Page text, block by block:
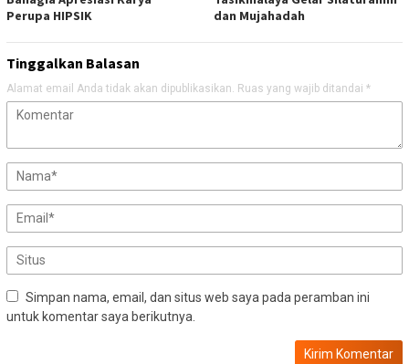
Perupa HIPSIK
dan Mujahadah
Tinggalkan Balasan
Alamat email Anda tidak akan dipublikasikan. Ruas yang wajib ditandai *
Simpan nama, email, dan situs web saya pada peramban ini
untuk komentar saya berikutnya.